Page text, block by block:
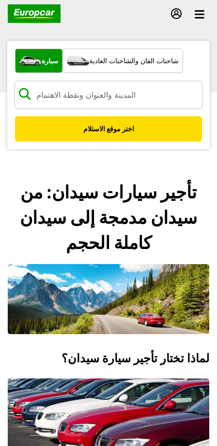
ما نوع المركبة؟
سيارة شاحنات الفان والشاحنات العادية
اختر موقع الاستلام
تأجير سيارات سيدان: من
سيدان مدمجة إلى سيدان
كاملة الحجم
لماذا تختار تأجير سيارة سيدان؟